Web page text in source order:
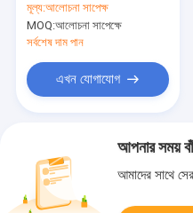
জন্য
মূল্য:আলোচনা সাপেক্ষ
MOQ:আলোচনা সাপেক্ষে
সর্বশেষ দাম পান
এখন যোগাযোগ
আপনার সময়
আমাদের সাথে